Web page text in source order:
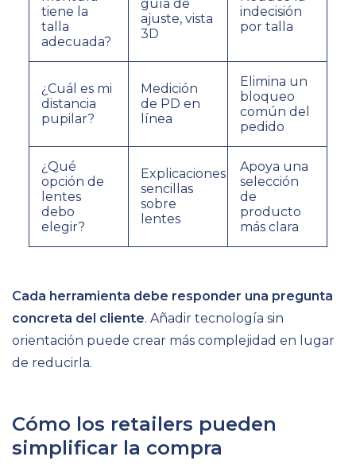
tiene la
talla
adecuada?
guía de
ajuste, vista
3D
indecisión
por talla
¿Cuál es mi
distancia
pupilar?
Medición
de PD en
línea
Elimina un
bloqueo
común del
pedido
¿Qué
opción de
lentes
debo
elegir?
Explicaciones
sencillas
sobre
lentes
Apoya una
selección
de
producto
más clara
Cada herramienta debe responder una pregunta
concreta del cliente. Añadir tecnología sin
orientación puede crear más complejidad en lugar
de reducirla.
Cómo los retailers pueden
simplificar la compra